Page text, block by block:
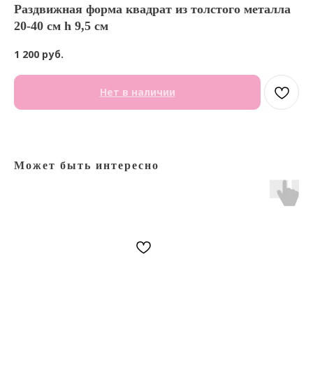
Раздвижная форма квадрат из толстого металла
20-40 см h 9,5 см
1 200 руб.
Нет в наличии
Может быть интересно